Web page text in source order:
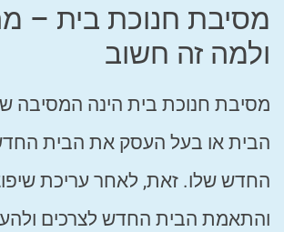
מסיבת חנוכת בית –
ולמה זה חשוב
מסיבת חנוכת בית הינה המסיבה
הבית או בעל העסק את הבית
החדש שלו. זאת, לאחר עריכת
והתאמת הבית החדש לצרכים